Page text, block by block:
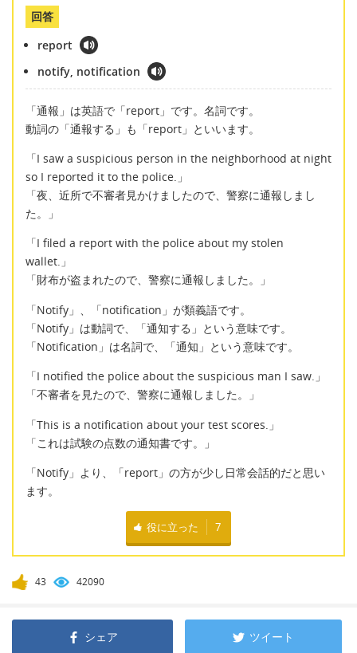
回答
report
notify, notification
「通報」は英語で「report」です。名詞です。
動詞の「通報する」も「report」といいます。
「I saw a suspicious person in the neighborhood at night
so I reported it to the police.」
「夜、近所で不審者見かけましたので、警察に通報しまし
た。」
「I filed a report with the police about my stolen
wallet.」
「財布が盗まれたので、警察に通報しました。」
「Notify」、「notification」が類義語です。
「Notify」は動詞で、「通知する」という意味です。
「Notification」は名詞で、「通知」という意味です。
「I notified the police about the suspicious man I saw.」
「不審者を見たので、警察に通報しました。」
「This is a notification about your test scores.」
「これは試験の点数の通知書です。」
「Notify」より、「report」の方が少し日常会話的だと思い
ます。
役に立った 7
43 42090
シェア ツイート